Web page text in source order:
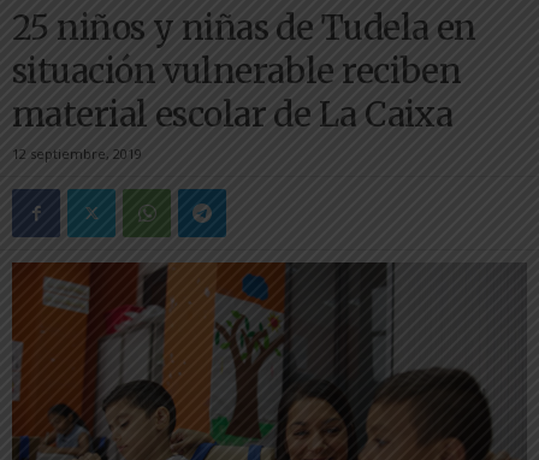
25 niños y niñas de Tudela en
situación vulnerable reciben
material escolar de La Caixa
12 septiembre, 2019